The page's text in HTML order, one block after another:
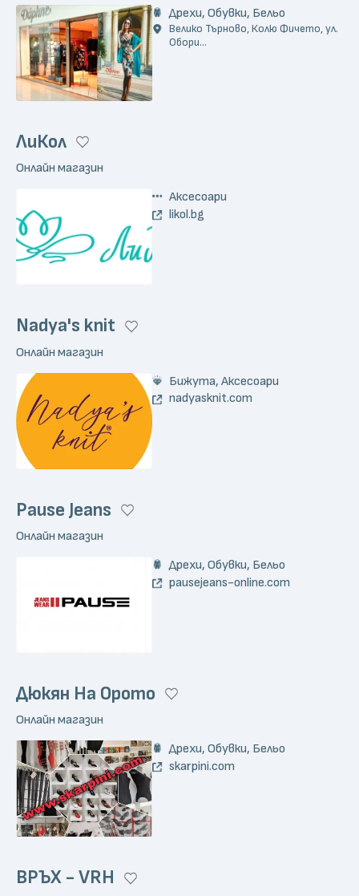
Дрехи, Обувки, Бельо
Велико Търново, Колю Фичето, ул.
Обори...
ЛиКол
Онлайн магазин
Аксесоари
likol.bg
Nadya's knit
Онлайн магазин
Бижута, Аксесоари
nadyasknit.com
Pause Jeans
Онлайн магазин
Дрехи, Обувки, Бельо
pausejeans-online.com
Дюкян На Орото
Онлайн магазин
Дрехи, Обувки, Бельо
skarpini.com
ВРЪХ - VRH